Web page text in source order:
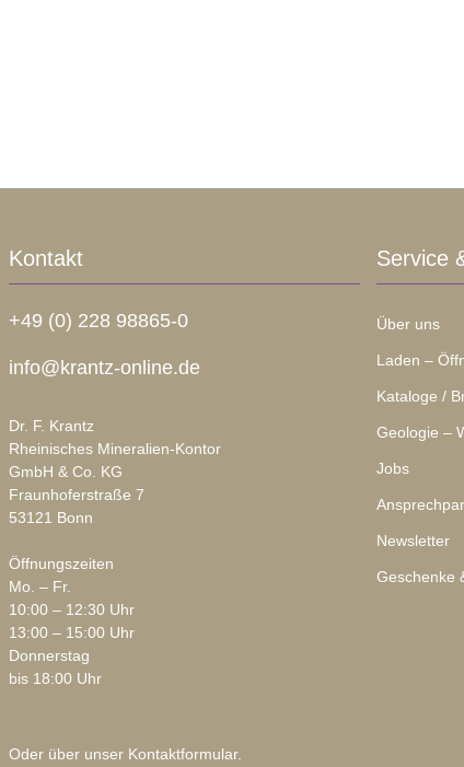
Kontakt
+49 (0) 228 98865-0
info@krantz-online.de
Dr. F. Krantz
Rheinisches Mineralien-Kontor
GmbH & Co. KG
Fraunhoferstraße 7
53121 Bonn
Öffnungszeiten
Mo. – Fr.
10:00 – 12:30 Uhr
13:00 – 15:00 Uhr
Donnerstag
bis 18:00 Uhr
Oder über unser Kontaktformular.
Service
Über uns
Laden –
Kataloge /
Geologie –
Jobs
Newsletter
Geschenke